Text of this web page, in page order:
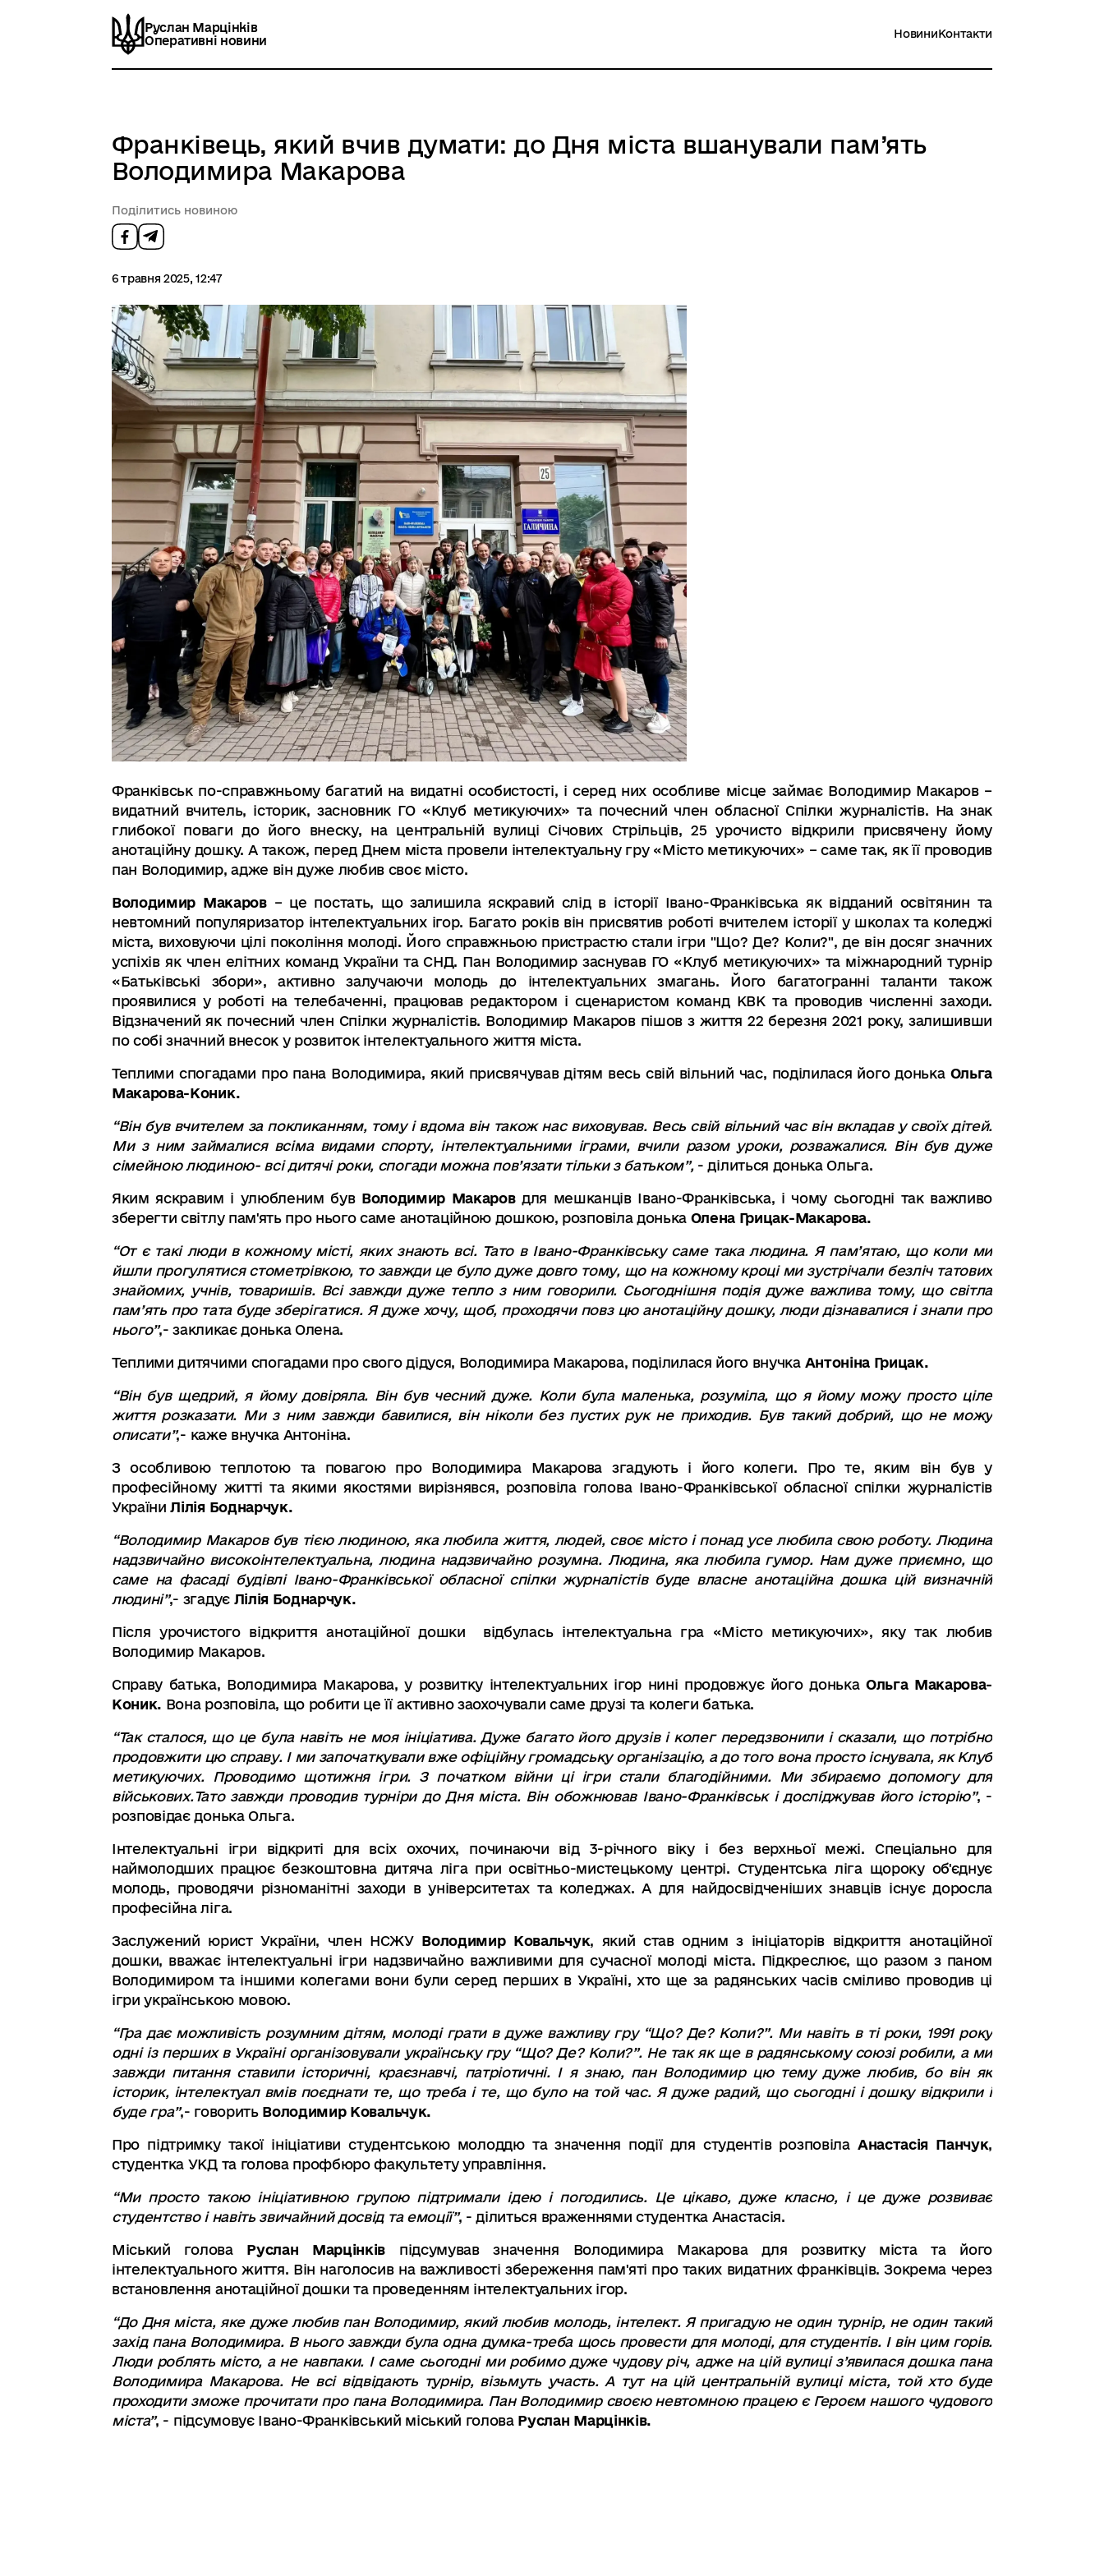
Руслан Марцінків
Оперативні новини
НовиниКонтакти
Франківець, який вчив думати: до Дня міста вшанували пам’ять
Володимира Макарова
Поділитись новиною
6 травня 2025, 12:47
Франківськ по-справжньому багатий на видатні особистості, і серед них особливе місце займає Володимир Макаров –
видатний вчитель, історик, засновник ГО «Клуб метикуючих» та почесний член обласної Спілки журналістів. На знак
глибокої поваги до його внеску, на центральній вулиці Січових Стрільців, 25 урочисто відкрили присвячену йому
анотаційну дошку. А також, перед Днем міста провели інтелектуальну гру «Місто метикуючих» – саме так, як її проводив
пан Володимир, адже він дуже любив своє місто.
Володимир Макаров– це постать, що залишила яскравий слід в історії Івано-Франківська як відданий освітянин та
невтомний популяризатор інтелектуальних ігор. Багато років він присвятив роботі вчителем історії у школах та коледжі
міста, виховуючи цілі покоління молоді. Його справжньою пристрастю стали ігри "Що? Де? Коли?", де він досяг значних
успіхів як член елітних команд України та СНД. Пан Володимир заснував ГО «Клуб метикуючих» та міжнародний турнір
«Батьківські збори», активно залучаючи молодь до інтелектуальних змагань. Його багатогранні таланти також
проявилися у роботі на телебаченні, працював редактором і сценаристом команд КВК та проводив численні заходи.
Відзначений як почесний член Спілки журналістів. Володимир Макаров пішов з життя 22 березня 2021 року, залишивши
по собі значний внесок у розвиток інтелектуального життя міста.
Теплими спогадами про пана Володимира, який присвячував дітям весь свій вільний час, поділилася його донька Ольга
Макарова-Коник.
“Він був вчителем за покликанням, тому і вдома він також нас виховував. Весь свій вільний час він вкладав у своїх дітей.
Ми з ним займалися всіма видами спорту,інтелектуальними іграми,вчили разом уроки,розважалися. Він був дуже
сімейною людиною- всі дитячі роки, спогадиможна пов’язати тільки з батьком”,- ділиться донька Ольга.
Яким яскравим і улюбленим був Володимир Макаровдля мешканців Івано-Франківська, і чому сьогодні так важливо
зберегти світлу пам'ять про нього саме анотаційною дошкою, розповіла донька Олена Грицак-Макарова.
“От є такі люди в кожному місті, яких знають всі. Тато в Івано-Франківську саме така людина. Я пам’ятаю,що коли ми
йшли прогулятися стометрівкою, то завжди це було дуже довго тому,що на кожному кроці ми зустрічали безліч татових
знайомих, учнів,товаришів. Всі завжди дуже тепло з ним говорили. Сьогоднішня подія дуже важлива тому, що світла
пам’ять про тата буде зберігатися. Я дуже хочу, щоб, проходячи повз цю анотаційну дошку, люди дізнавалися і знали про
нього”,- закликає донька Олена.
Теплими дитячими спогадами про свого дідуся, Володимира Макарова, поділилася його внучкаАнтоніна Грицак.
“Він був щедрий,я йому довіряла. Він був чесний дуже. Коли була маленька, розуміла, що я йому можу просто ціле
життя розказати. Ми з ним завжди бавилися,він ніколи без пустих рук не приходив. Був такий добрий,що не можу
описати”,- каже внучка Антоніна.
З особливою теплотою та повагою про Володимира Макарова згадують і його колеги. Про те, яким він був у
професійному житті та якими якостями вирізнявся, розповіла голова Івано-Франківської обласної спілки журналістів
УкраїниЛілія Боднарчук.
“Володимир Макаров був тією людиною, яка любила життя, людей, своє місто і понад усе любила свою роботу. Людина
надзвичайно високоінтелектуальна, людина надзвичайно розумна.Людина, яка любила гумор.Нам дуже приємно, що
саме на фасаді будівлі Івано-Франківської обласної спілки журналістів буде власне анотаційна дошка цій визначній
людині”,- згадує Лілія Боднарчук.
Після урочистого відкриття анотаційної дошки відбулась інтелектуальна гра «Місто метикуючих», яку так любив
Володимир Макаров.
Справу батька, Володимира Макарова, у розвитку інтелектуальних ігор нині продовжує його донька Ольга Макарова-
Коник. Вона розповіла, що робити це її активно заохочували саме друзі та колеги батька.
“Так сталося,що це була навіть не моя ініціатива.Дуже багато його друзів і колег передзвонили і сказали, що потрібно
продовжити цю справу. І ми започаткували вже офіційну громадську організацію, а до того вона просто існувала, як Клуб
метикуючих. Проводимо щотижня ігри. З початком війни ці ігри стали благодійними.
Ми збираємо допомогу для
військових.Тато завжди проводив турніри до Дня міста. Він обожнював Івано-Франківськ і досліджував його історію”, -
розповідає донька Ольга.
Інтелектуальні ігри відкриті для всіх охочих, починаючи від 3-річного віку і без верхньої межі. Спеціально для
наймолодших працює безкоштовна дитяча ліга при освітньо-мистецькому центрі. Студентська ліга щороку об'єднує
молодь, проводячи різноманітні заходи в університетах та коледжах. А для найдосвідченіших знавців існує доросла
професійна ліга.
Заслужений юрист України, член НСЖУ Володимир Ковальчук, який став одним з ініціаторів відкриття анотаційної
дошки, вважає інтелектуальні ігри надзвичайно важливими для сучасної молоді міста. Підкреслює, що разом з паном
Володимиром та іншими колегами вони були серед перших в Україні, хто ще за радянських часів сміливо проводив ці
ігри українською мовою.
“Гра дає можливість розумним дітям, молоді грати в дуже важливу гру “Що? Де? Коли?”. Ми навіть в ті роки, 1991 року
одні із перших в Україні організовували українську гру “Що? Де? Коли?”. Не так як ще в радянському союзі робили, а ми
завжди питання ставили історичні, краєзнавчі, патріотичні. І я знаю,пан Володимир цю тему дуже любив,бо він як
історик,інтелектуал вмів поєднати те,що треба і те,що було на той час.Я дуже радий,що сьогодні і дошку відкрили і
буде гра”,- говорить Володимир Ковальчук.
Про підтримку такої ініціативи студентською молоддю та значення події для студентів розповіла Анастасія Панчук,
студентка УКД та голова профбюро факультету управління.
“Ми просто такою ініціативною групою підтримали ідею і погодились. Це цікаво, дуже класно,і це дуже розвиває
студентство і навіть звичайний досвід та емоції”, - ділиться враженнями студентка Анастасія.
Міський голова Руслан Марцінків підсумував значення Володимира Макарова для розвитку міста та його
інтелектуального життя. Він наголосив на важливості збереження пам'яті про таких видатних франківців.Зокрема через
встановлення анотаційної дошки та проведенням інтелектуальних ігор.
“До Дня міста,яке дуже любив пан Володимир,який любив молодь, інтелект. Я пригадую не один турнір,не один такий
захід пана Володимира. В нього завжди була одна думка-треба щось провести для молоді,для студентів. І він цим горів.
Люди роблять місто, а не навпаки.І саме сьогодні ми робимо дуже чудову річ, адже на цій вулиці з’явилася дошка пана
Володимира Макарова. Не всі відвідають турнір,візьмуть участь. А тут на цій центральній вулиці міста, той хто буде
проходити зможе прочитати про пана Володимира. Пан Володимир своєю невтомною працею є Героєм нашого чудового
міста”, - підсумовує Івано-Франківський міський голова Руслан Марцінків.